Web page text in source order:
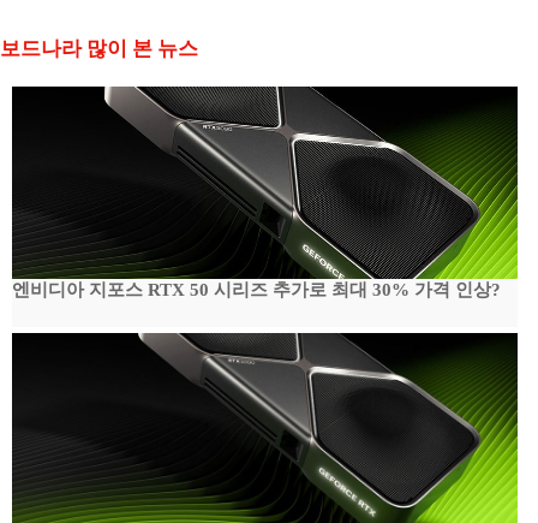
보드나라 많이 본 뉴스
엔비디아 지포스 RTX 50 시리즈 추가로 최대 30% 가격 인상?